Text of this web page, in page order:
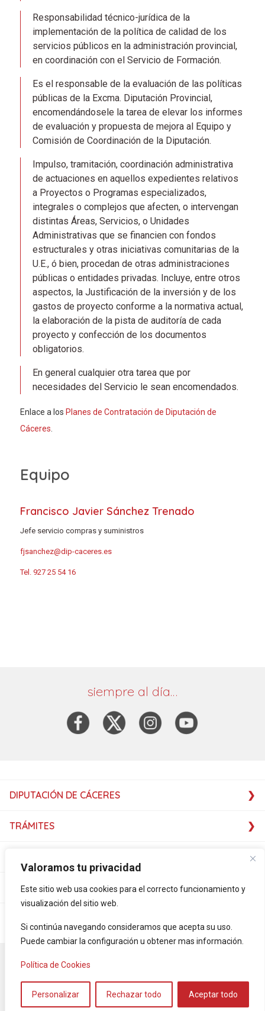
Valoramos tu privacidad
Este sitio web usa cookies para el correcto funcionamiento y
visualización del sitio web.
Si continúa navegando consideramos que acepta su uso.
Puede cambiar la configuración u obtener mas información.
Política de Cookies
Personalizar Rechazar todo Aceptar todo
Responsabilidad técnico-jurídica de la
implementación de la política de calidad de los
servicios públicos en la administración provincial,
en coordinación con el Servicio de Formación.
Es el responsable de la evaluación de las políticas
públicas de la Excma. Diputación Provincial,
encomendándosele la tarea de elevar los informes
de evaluación y propuesta de mejora al Equipo y
Comisión de Coordinación de la Diputación.
Impulso, tramitación, coordinación administrativa
de actuaciones en aquellos expedientes relativos
a Proyectos o Programas especializados,
integrales o complejos que afecten, o intervengan
distintas Áreas, Servicios, o Unidades
Administrativas que se financien con fondos
estructurales y otras iniciativas comunitarias de la
U.E., ó bien, procedan de otras administraciones
públicas o entidades privadas. Incluye, entre otros
aspectos, la Justificación de la inversión y de los
gastos de proyecto conforme a la normativa actual,
la elaboración de la pista de auditoría de cada
proyecto y confección de los documentos
obligatorios.
En general cualquier otra tarea que por
necesidades del Servicio le sean encomendados.
Enlace a los Planes de Contratación de Diputación de
Cáceres
Equipo
Francisco Javier Sánchez Trenado
Jefe servicio compras y suministros
fjsanchez@dip-caceres.es
Tel. 927 25 54 16
siempre al día…
DIPUTACIÓN DE CÁCERES
TRÁMITES
SERVICIOS
Accesibilidad Mapa Web
Servicio de vídeo – interpretación – FEXAS
©Diputación de Cáceres